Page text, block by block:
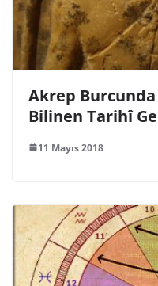
Akrep
Bilinen Tarihî
11 Mayıs 2018